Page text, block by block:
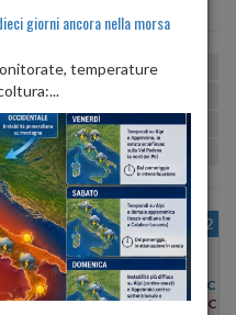
max:31º U:46%
max:32º
25º max:31º U:73%-77%
max:25º U:79%
LUN 10
Min:
31°C
Max:33°C
MAR 11
Min:31°C
Max:32°C
MER 12
Min:
32°C
Max:33°C
giorni ancora nella morsa
temperature